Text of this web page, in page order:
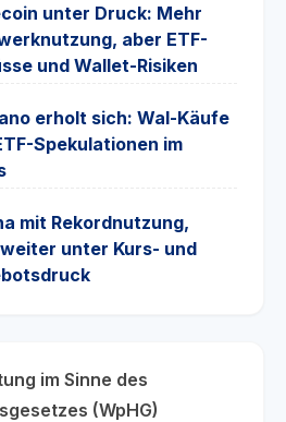
unter Druck: Mehr
aber ETF-
und Wallet-Risiken
erholt sich: Wal-Käufe
Spekulationen im
mit Rekordnutzung,
unter Kurs- und
im Sinne des
(WpHG)